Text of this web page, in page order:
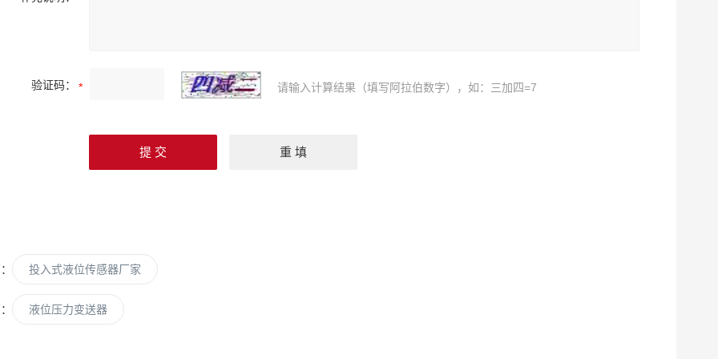
验证码： 请输入计算结果（填写阿拉伯数字），如：三加四=7
投入式液位传感器厂家
液位压力变送器